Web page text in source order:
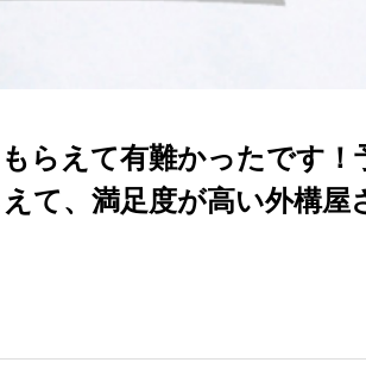
らえて有難かったです！
て、満足度が高い外構屋